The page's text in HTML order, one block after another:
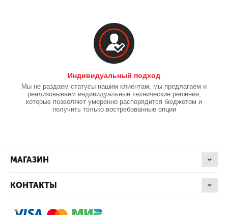
Индивидуальный подход
Мы не раздаем статусы нашим клиентам, мы предлагаем и
реализовываем индивидуальные технические решения,
которые позволяют умеренно распорядится бюджетом и
получить только востребованные опции
МАГАЗИН
КОНТАКТЫ